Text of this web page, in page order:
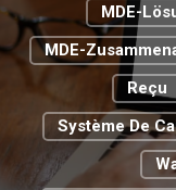
MDE-
MDE-
Reçu
Système De